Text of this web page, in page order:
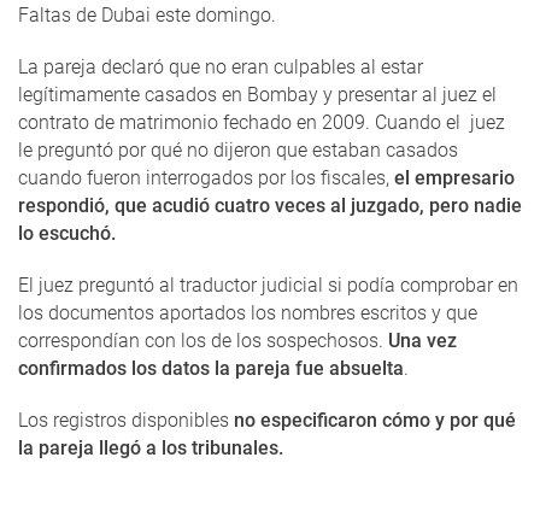
Faltas de Dubai este domingo.
La pareja declaró que no eran culpables al estar
legítimamente casados en Bombay y presentar al juez el
contrato de matrimonio fechado en 2009. Cuando el juez
le preguntó por qué no dijeron que estaban casados
cuando fueron interrogados por los fiscales, el empresario
respondió, que acudió cuatro veces al juzgado, pero nadie
lo escuchó.
El juez preguntó al traductor judicial si podía comprobar en
los documentos aportados los nombres escritos y que
correspondían con los de los sospechosos. Una vez
confirmados los datos la pareja fue absuelta.
Los registros disponibles no especificaron cómo y por qué
la pareja llegó a los tribunales.